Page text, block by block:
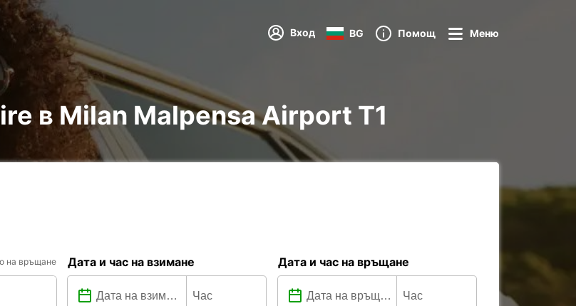
Вход BG Помощ Меню
в Milan Malpensa Airport T1
на връщане Дата и час на взимане Дата и час на връщане